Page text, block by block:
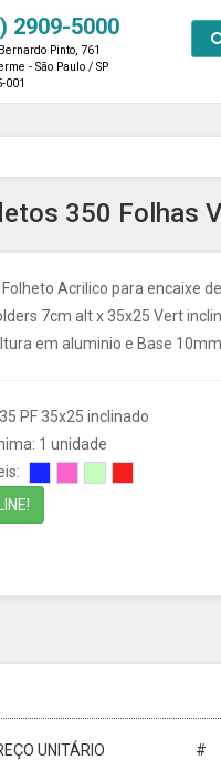
2909-5000
Pinto, 761
- São Paulo / SP
001
350 Folhas
Acrilico para encaixe
7cm alt x 35x25 Vert
em aluminio e Base 10mm
PF 35x25 inclinado
1 unidade
UNITÁRIO #